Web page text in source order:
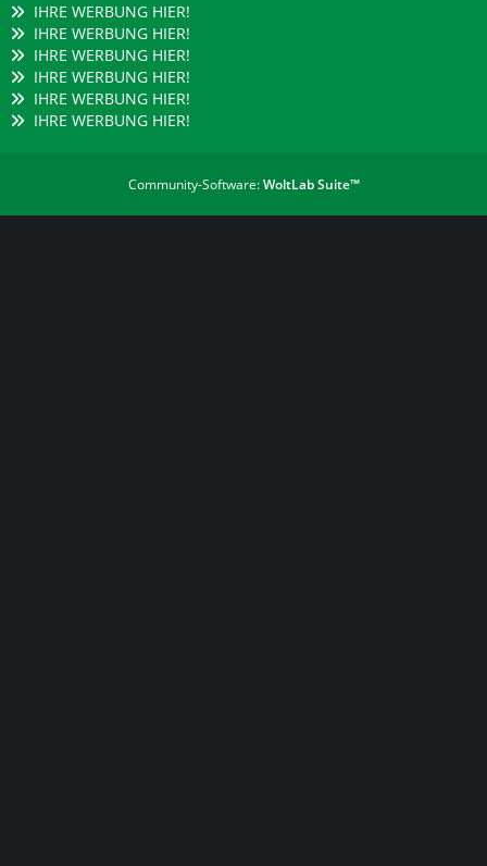
IHRE WERBUNG HIER!
IHRE WERBUNG HIER!
IHRE WERBUNG HIER!
IHRE WERBUNG HIER!
IHRE WERBUNG HIER!
IHRE WERBUNG HIER!
Community-Software:WoltLab Suite™